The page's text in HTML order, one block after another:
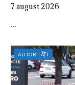
7 august 2026
…
AUTORITĂȚI